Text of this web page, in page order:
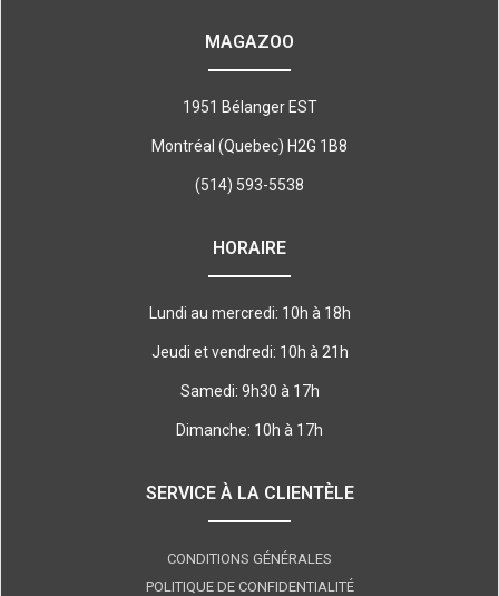
MAGAZOO
1951 Bélanger EST
Montréal (Quebec) H2G 1B8
(514) 593-5538
HORAIRE
Lundi au mercredi: 10h à 18h
Jeudi et vendredi: 10h à 21h
Samedi: 9h30 à 17h
Dimanche: 10h à 17h
SERVICE À LA CLIENTÈLE
CONDITIONS GÉNÉRALES
POLITIQUE DE CONFIDENTIALITÉ